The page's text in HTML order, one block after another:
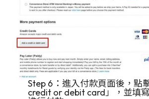
Step 6：進入付款頁面後，點
credit or debit card」，並填